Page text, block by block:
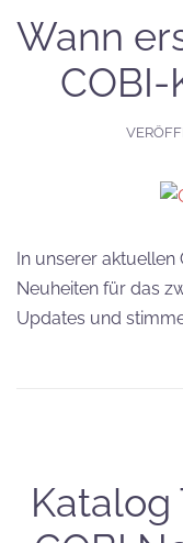
Wann
COBI-
In unserer aktuellen
Neuheiten für das
Updates und
Katalog